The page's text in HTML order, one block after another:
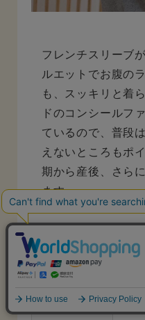
フレンチスリーブ
ルエットでお腹の
も、スッキリと着
ドのコンシールフ
ているので、普段
えないところもポ
期から産後、さら
ます。
コットン100％フレンチ
ちら
素材 綿